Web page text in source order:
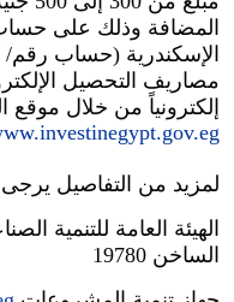
إلكترونياً من خلال موقع
لمزيد من التفاصيل يرجى
الهيئة العامة للتنمية
الساخن 19780